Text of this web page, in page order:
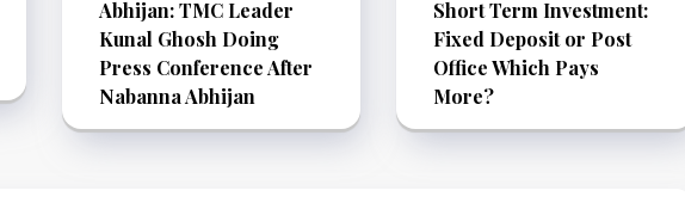
Abhijan: TMC Leader
Kunal Ghosh Doing
Press Conference After
Nabanna Abhijan
Short Term Investment:
Fixed Deposit or Post
Office Which Pays
More?